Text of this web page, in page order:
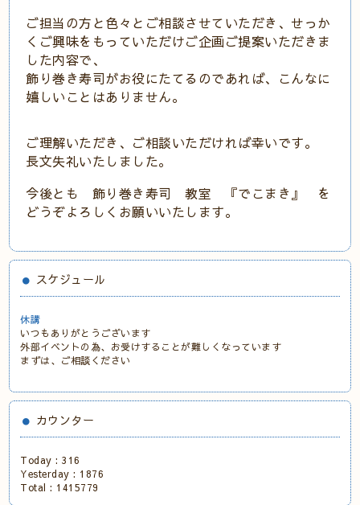
ご担当の方と色々とご相談させていただき、せっか
くご興味をもっていただけご企画ご提案いただきま
した内容で、
飾り巻き寿司がお役にたてるのであれば、こんなに
嬉しいことはありません。
ご理解いただき、ご相談いただければ幸いです。
長文失礼いたしました。
今後とも 飾り巻き寿司 教室 『でこまき』 を
どうぞよろしくお願いいたします。
スケジュール
休講
いつもありがとうございます
外部イベントの為、お受けすることが難しくなっています
まずは、ご相談ください
カウンター
Today :316
Yesterday : 1876
Total : 1415779